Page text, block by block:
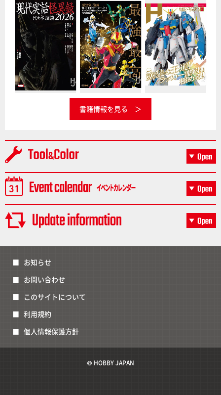
書籍情報を見る
お知らせ
お問い合わせ
このサイトについて
利用規約
個人情報保護方針
© HOBBY JAPAN